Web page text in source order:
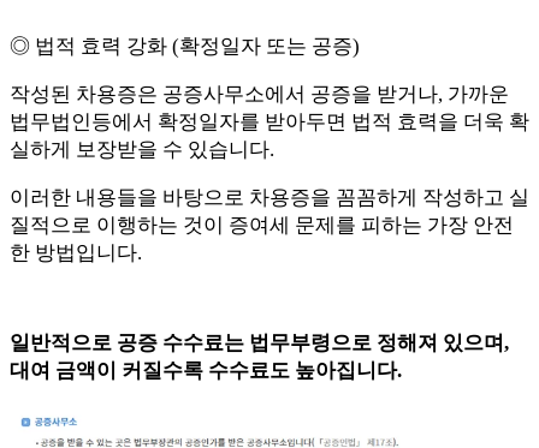
◎ 법적 효력 강화 (확정일자 또는 공증)
작성된 차용증은 공증사무소에서 공증을 받거나, 가까운
법무법인등에서 확정일자를 받아두면 법적 효력을 더욱 확
실하게 보장받을 수 있습니다.
이러한 내용들을 바탕으로 차용증을 꼼꼼하게 작성하고 실
질적으로 이행하는 것이 증여세 문제를 피하는 가장 안전
한 방법입니다.
일반적으로 공증 수수료는 법무부령으로 정해져 있으며,
대여 금액이 커질수록 수수료도 높아집니다.